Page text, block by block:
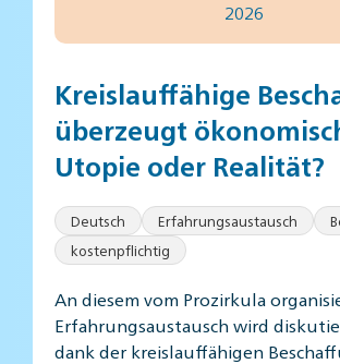
2026
Kreislauffähige
überzeugt
Utopie oder Realität?
Deutsch Erfahrungsaustausch
kostenpflichtig
An diesem vom Prozirkula
Erfahrungsaustausch wird
dank der kreislauffähigen